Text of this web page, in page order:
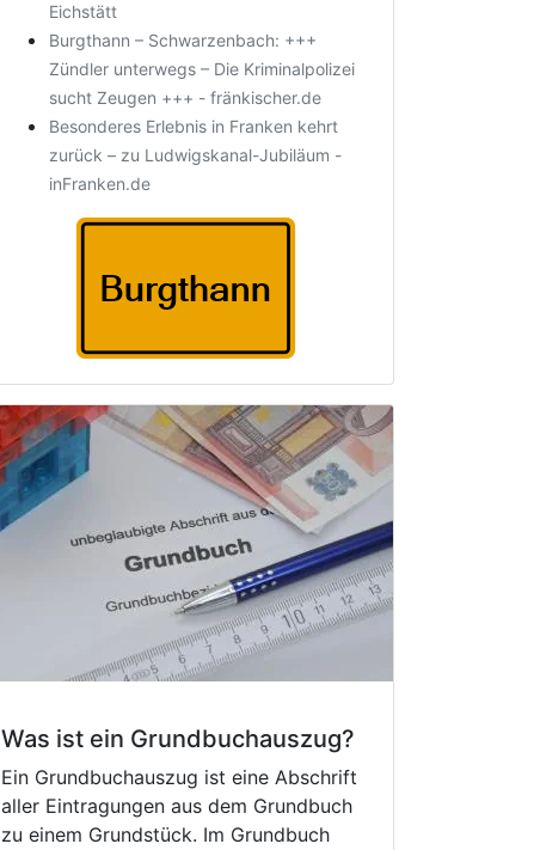
Eichstätt
Burgthann – Schwarzenbach: +++
Zündler unterwegs – Die Kriminalpolizei
sucht Zeugen +++ - fränkischer.de
Besonderes Erlebnis in Franken kehrt
zurück – zu Ludwigskanal-Jubiläum -
inFranken.de
Was ist ein Grundbuchauszug?
Ein Grundbuchauszug ist eine Abschrift
aller Eintragungen aus dem Grundbuch
zu einem Grundstück. Im Grundbuch